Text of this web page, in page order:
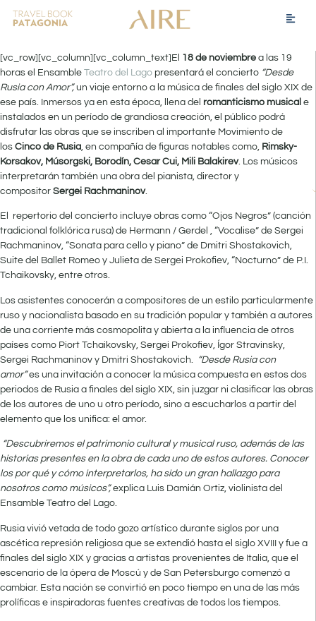
[vc_row][vc_column][vc_column_text]El 18 de noviembre a las 19
horas el Ensamble Teatro del Lago presentará el concierto “Desde
Rusia con Amor”,un viaje entorno a la música de​ finales del siglo XIX de
ese país. Inmersos ya en esta época, llena del romanticismo musical e
instalados en un período de grandiosa creación, el público podrá
disfrutar las obras que se inscriben al importante Movimiento de
los Cinco de Rusia, en compañía de figuras notables como, Rimsky-
Korsakov, Músorgski, Borodín, Cesar Cui, Mili Balakirev. Los músicos
interpretarán también una obra del pianista, director y
compositor Sergei Rachmaninov.
El repertorio del concierto incluye ​obras como “Ojos Negros” (canción
tradicional folklórica rusa) de Hermann / Gerdel , “Vocalise” de Sergei
Rachmaninov, “Sonata para cello y piano” de Dmitri Shostakovich,
Suite del Ballet Romeo y Julieta de Sergei Prokofiev, “Nocturno” de P.I.
Tchaikovsky, entre otros.
Los asistentes conocerán a compositores de un estilo particularmente
ruso y nacionalista basado en su tradición popular y también a autores
de una corriente más cosmopolita y abierta a la influencia de otros
países como Piort Tchaikovsky, Sergei Prokofiev, Ígor Stravinsky,
Sergei Rachmaninov y Dmitri Shostakovich.
“Desde Rusia con
amor”es una invitación a conocer la música compuesta en estos dos
periodos de Rusia a finales del siglo XIX, sin juzgar ni clasificar las obras
de los autores de uno u otro período, sino a escucharlos a partir del
elemento que los unifica: el amor.
“Descubriremos el patrimonio cultural y musical ruso, además de las
historias presentes en la obra de cada uno de estos autores. Conocer
los por qué y cómo interpretarlos, ha sido un gran hallazgo para
nosotros como músicos”,explica Luis Damián Ortiz, violinista del
Ensamble Teatro del Lago.
Rusia vivió vetada de todo gozo artístico durante siglos por una
ascética represión religiosa que se extendió hasta el siglo XVIII y fue a
finales del siglo XIX y gracias a artistas provenientes de Italia, que el
escenario de la ópera de Moscú y de San Petersburgo comenzó a
cambiar. Esta nación se convirtió en poco tiempo en una de las más
prolíficas e inspiradoras fuentes creativas de todos los tiempos.